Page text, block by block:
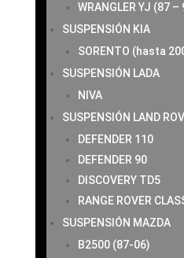
WRANGLER YJ (87 –
SUSPENSIÓN KIA
SORENTO (hasta
SUSPENSIÓN LADA
NIVA
SUSPENSIÓN LAND
DEFENDER 110
DEFENDER 90
DISCOVERY TD5
RANGE ROVER
SUSPENSIÓN MAZDA
B2500 (87-06)